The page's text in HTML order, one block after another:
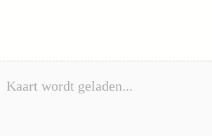
Kaart wordt geladen...